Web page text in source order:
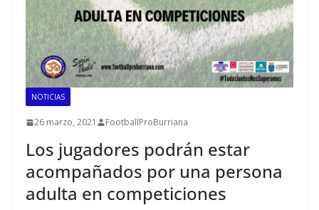
NOTICIAS
26 marzo, 2021 FootballProBurriana
Los jugadores podrán estar
acompañados por una persona
adulta en competiciones